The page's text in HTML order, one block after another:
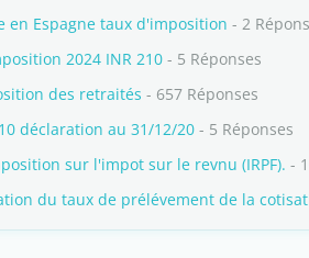
en Espagne taux d'imposition - 2
2024 INR 210 - 5 Réponses
des retraités - 657 Réponses
déclaration au 31/12/20 - 5 Réponses
sur l'impot sur le revnu (IRPF). -
du taux de prélévement de la